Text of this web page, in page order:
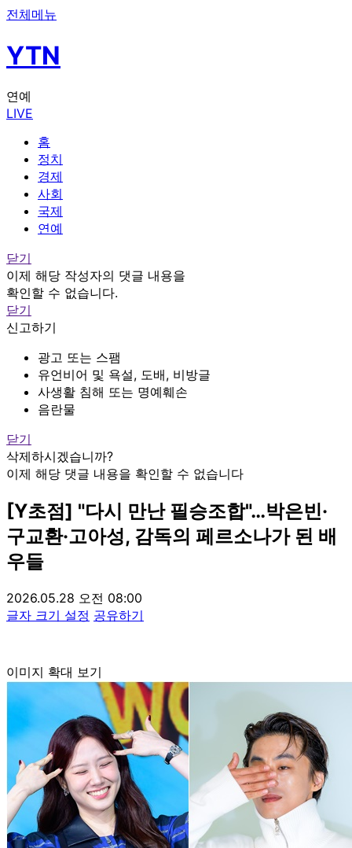
전체메뉴
YTN
연예
LIVE
홈
정치
경제
사회
국제
연예
닫기
이제 해당 작성자의 댓글 내용을
확인할 수 없습니다.
닫기
신고하기
광고 또는 스팸
유언비어 및 욕설, 도배, 비방글
사생활 침해 또는 명예훼손
음란물
닫기
삭제하시겠습니까?
이제 해당 댓글 내용을 확인할 수 없습니다
[Y초점] "다시 만난 필승조합"…박은빈·
구교환·고아성, 감독의 페르소나가 된 배
우들
2026.05.28 오전 08:00
글자 크기 설정 공유하기
이미지 확대 보기